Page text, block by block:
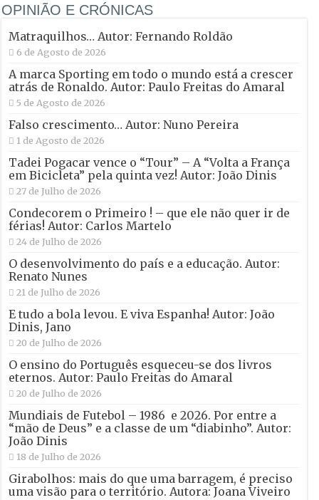
OPINIÃO E CRÓNICAS
Matraquilhos… Autor: Fernando Roldão
6 de Agosto de 2026
A marca Sporting em todo o mundo está a crescer
atrás de Ronaldo. Autor: Paulo Freitas do Amaral
5 de Agosto de 2026
Falso crescimento… Autor: Nuno Pereira
1 de Agosto de 2026
Tadei Pogacar vence o “Tour” – A “Volta a França
em Bicicleta” pela quinta vez! Autor: João Dinis
27 de Julho de 2026
Condecorem o Primeiro ! – que ele não quer ir de
férias! Autor: Carlos Martelo
24 de Julho de 2026
O desenvolvimento do país e a educação. Autor:
Renato Nunes
21 de Julho de 2026
E tudo a bola levou. E viva Espanha! Autor: João
Dinis, Jano
20 de Julho de 2026
O ensino do Português esqueceu-se dos livros
eternos. Autor: Paulo Freitas do Amaral
20 de Julho de 2026
Mundiais de Futebol – 1986 e 2026. Por entre a
“mão de Deus” e a classe de um “diabinho”. Autor:
João Dinis
18 de Julho de 2026
Girabolhos: mais do que uma barragem, é preciso
uma visão para o território. Autora: Joana Viveiro